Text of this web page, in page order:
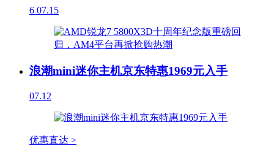
6 07.15
浪潮mini迷你主机京东特惠1969元入手
07.12
优惠直达 >